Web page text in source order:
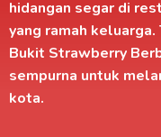
hidangan segar di
yang ramah
Bukit Strawberry
sempurna untuk
kota.